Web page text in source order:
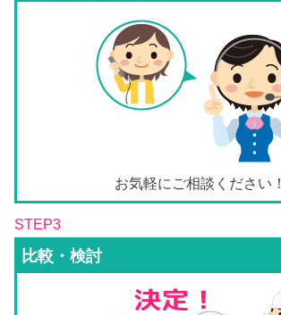
お気軽にご相談ください！
STEP3
比較・検討